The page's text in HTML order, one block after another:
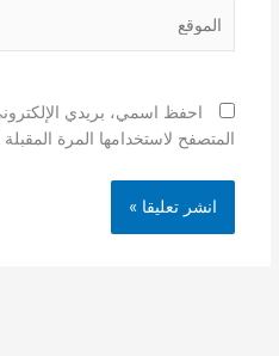
احفظ اسمي، بريدي
المتصفح لاستخدامها المرة